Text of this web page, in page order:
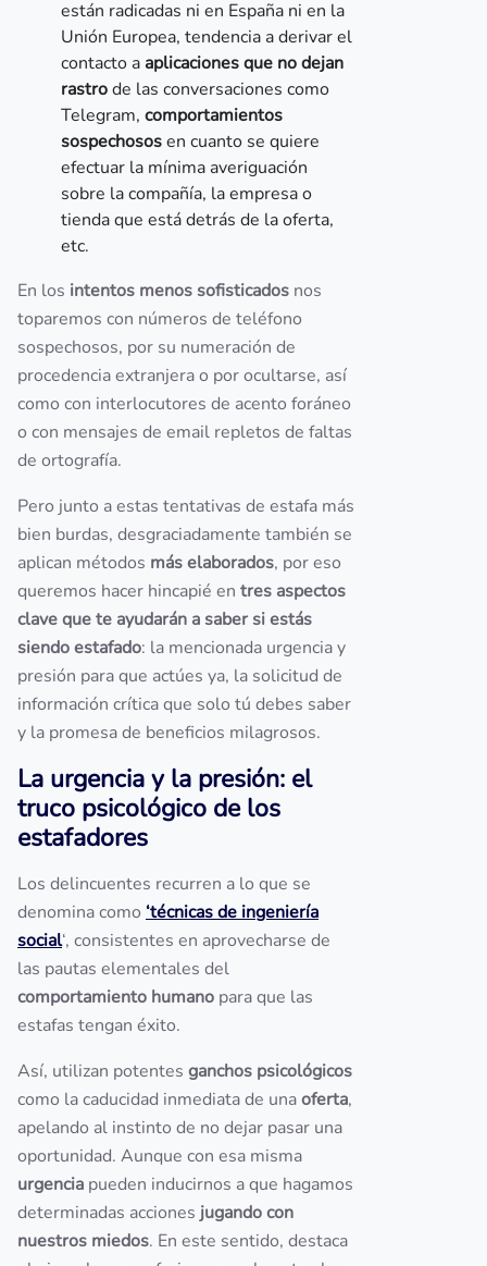
están radicadas ni en España ni en la
Unión Europea, tendencia a derivar el
contacto a aplicaciones que no dejan
rastrode las conversaciones como
Telegram, comportamientos
sospechososen cuanto se quiere
efectuar la mínima averiguación
sobre la compañía, la empresa o
tienda que está detrás de la oferta,
etc.
En los intentos menos sofisticados nos
toparemos con números de teléfono
sospechosos, por su numeración de
procedencia extranjera o por ocultarse, así
como con interlocutores de acento foráneo
o con mensajes de email repletos de faltas
de ortografía.
Pero junto a estas tentativas de estafa más
bien burdas, desgraciadamente también se
aplican métodos más elaborados, por eso
queremos hacer hincapié en tres aspectos
clave que te ayudarán a saber si estás
siendo estafado: la mencionada urgencia y
presión para que actúes ya, la solicitud de
información crítica que solo tú debes saber
y la promesa de beneficios milagrosos.
La urgencia y la presión: el
truco psicológico de los
estafadores
Los delincuentes recurren a lo que se
denomina como ‘técnicas de ingeniería
social‘, consistentes en aprovecharse de
las pautas elementales del
comportamiento humano para que las
estafas tengan éxito.
Así, utilizan potentes ganchos psicológicos
como la caducidad inmediata de unaoferta,
apelando al instinto de no dejar pasar una
oportunidad. Aunque con esa misma
urgencia pueden inducirnos a que hagamos
determinadas acciones jugando con
nuestros miedos. En este sentido, destaca